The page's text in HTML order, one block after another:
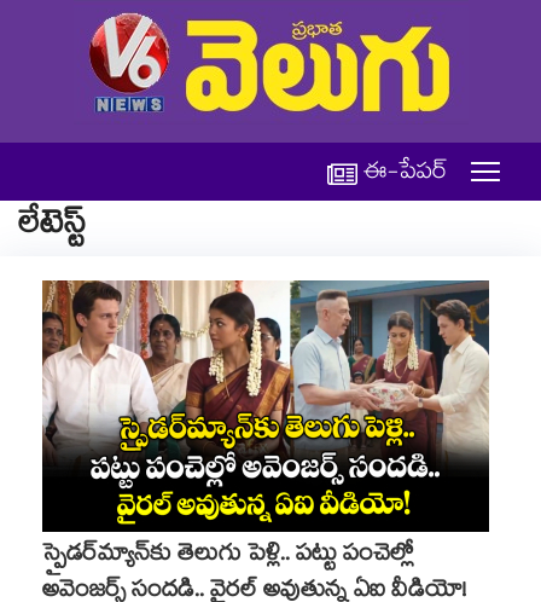
ఈ-పేపర్
లేటెస్ట్
స్పైడర్‌మ్యాన్‌కు తెలుగు పెళ్లి.. పట్టు పంచెల్లో
అవెంజర్స్ సందడి.. వైరల్ అవుతున్న ఏఐ వీడియో!